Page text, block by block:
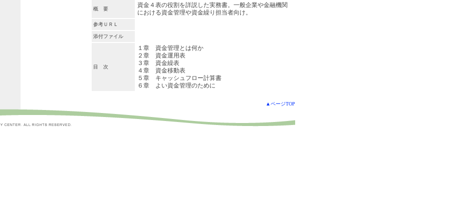
概 要
資金４表の役割を詳説した実務書。一般企業や金融機関
における資金管理や資金繰り担当者向け。
参考ＵＲＬ
添付ファイル
目 次
１章 資金管理とは何か
２章 資金運用表
３章 資金繰表
４章 資金移動表
５章 キャッシュフロー計算書
６章 よい資金管理のために
▲ページTOP